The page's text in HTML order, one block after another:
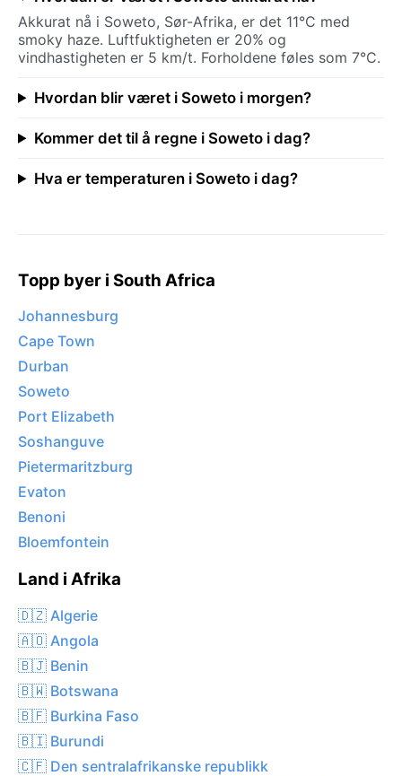
Akkurat nå i Soweto, Sør-Afrika, er det 11°C med
smoky haze. Luftfuktigheten er 20% og
vindhastigheten er 5 km/t. Forholdene føles som 7°C.
Hvordan blir været i Soweto i morgen?
Kommer det til å regne i Soweto i dag?
Hva er temperaturen i Soweto i dag?
Topp byer i South Africa
Johannesburg
Cape Town
Durban
Soweto
Port Elizabeth
Soshanguve
Pietermaritzburg
Evaton
Benoni
Bloemfontein
Land i Afrika
🇩🇿 Algerie
🇦🇴 Angola
🇧🇯 Benin
🇧🇼 Botswana
🇧🇫 Burkina Faso
🇧🇮 Burundi
🇨🇫 Den sentralafrikanske republikk